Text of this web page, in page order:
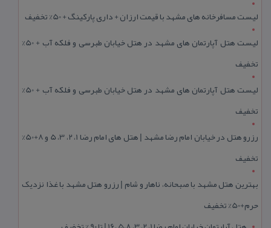
لیست مسافرخانه های مشهد با قیمت ارزان + داری پارکینگ + 50% تخفیف
لیست هتل آپارتمان های مشهد در هتل خیابان طبرسی و فلکه آب + 50%
تخفیف
لیست هتل آپارتمان های مشهد در هتل خیابان طبرسی و فلکه آب + 50%
تخفیف
رزرو هتل در خیابان امام رضا مشهد | هتل‌ های امام رضا 1، 2، 3، 5 و 8+50%
تخفیف
بهترین هتل مشهد با صبحانه، ناهار و شام | رزرو هتل مشهد با غذا نزدیک
حرم+50% تخفیف